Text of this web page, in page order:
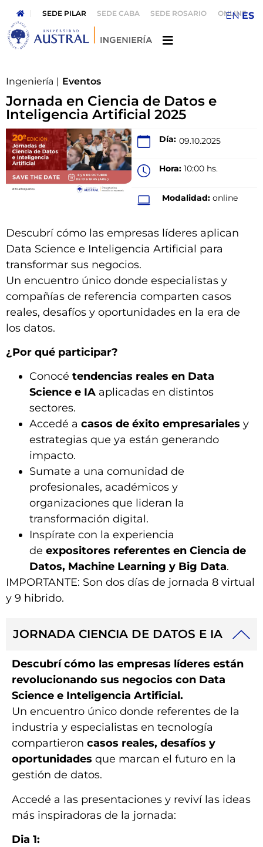
SEDE PILAR SEDE CABA SEDE ROSARIO ONLINE
Ingeniería | Eventos
Jornada en Ciencia de Datos e
Inteligencia Artificial 2025
Día: 09.10.2025
Hora: 10:00 hs.
Modalidad: online
Descubrí cómo las empresas líderes aplican
Data Science e Inteligencia Artificial para
transformar sus negocios.
Un encuentro único donde especialistas y
compañías de referencia comparten casos
reales, desafíos y oportunidades en la era de
los datos.
¿Por qué participar?
Conocé tendencias reales en Data
Science e IA aplicadas en distintos
sectores.
Accedé a casos de éxito empresariales y
estrategias que ya están generando
impacto.
Sumate a una comunidad de
profesionales, académicos y
organizaciones que lideran la
transformación digital.
Inspírate con la experiencia
de expositores referentes en Ciencia de
Datos, Machine Learning y Big Data.
IMPORTANTE: Son dos días de jornada 8 virtual
y 9 hibrido.
JORNADA CIENCIA DE DATOS E IA
Descubrí cómo las empresas líderes están
revolucionando sus negocios con Data
Science e Inteligencia Artificial.
Un encuentro único donde referentes de la
industria y especialistas en tecnología
compartieron casos reales, desafíos y
oportunidades que marcan el futuro en la
gestión de datos.
Accedé a las presentaciones y reviví las ideas
más inspiradoras de la jornada:
Dia 1:
EN ES